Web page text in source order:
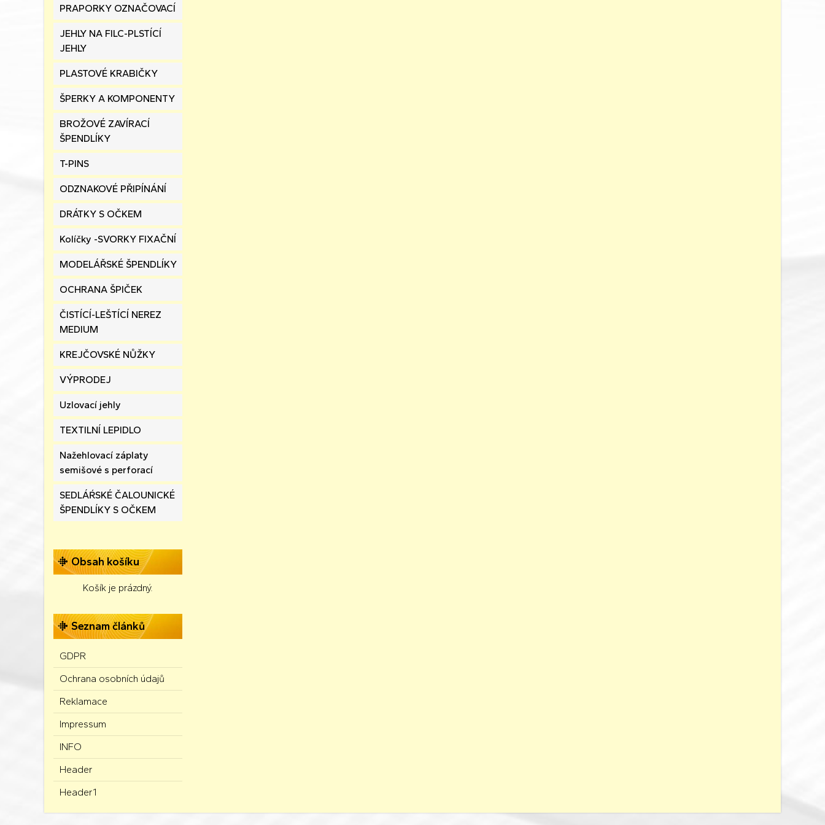
PRAPORKY OZNAČOVACÍ
JEHLY NA FILC-PLSTÍCÍ
JEHLY
PLASTOVÉ KRABIČKY
ŠPERKY A KOMPONENTY
BROŽOVÉ ZAVÍRACÍ
ŠPENDLÍKY
T-PINS
ODZNAKOVÉ PŘIPÍNÁNÍ
DRÁTKY S OČKEM
Kolíčky -SVORKY FIXAČNÍ
MODELÁŘSKÉ ŠPENDLÍKY
OCHRANA ŠPIČEK
ČISTÍCÍ-LEŠTÍCÍ NEREZ
MEDIUM
KREJČOVSKÉ NŮŽKY
VÝPRODEJ
Uzlovací jehly
TEXTILNÍ LEPIDLO
Nažehlovací záplaty
semišové s perforací
SEDLÁŔSKÉ ČALOUNICKÉ
ŠPENDLÍKY S OČKEM
Obsah košíku
Košík je prázdný.
Seznam článků
GDPR
Ochrana osobních údajů
Reklamace
Impressum
INFO
Header
Header1